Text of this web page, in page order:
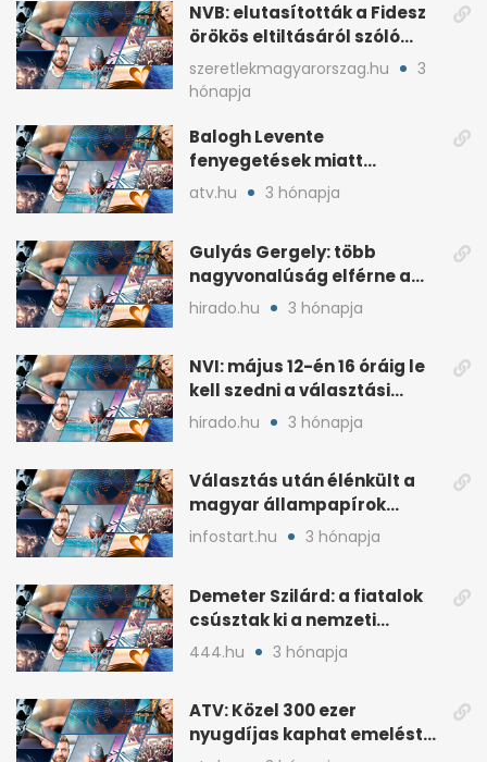
NVB: elutasították a Fidesz
örökös eltiltásáról szóló
népszavazást
szeretlekmagyarorszag.hu
3
hónapja
Balogh Levente
fenyegetések miatt
lemondta erdélyi előadás-
atv.hu 3 hónapja
Gulyás Gergely: több
nagyvonalúság elférne a
kétharmados győztesekben
hirado.hu 3 hónapja
NVI: május 12-én 16 óráig le
kell szedni a választási
plakátokat
hirado.hu 3 hónapja
Választás után élénkült a
magyar állampapírok
lakossági értékesítése
infostart.hu 3 hónapja
Demeter Szilárd: a fiatalok
csúsztak ki a nemzeti
kultúrából
444.hu 3 hónapja
ATV: Közel 300 ezer
nyugdíjas kaphat emelést